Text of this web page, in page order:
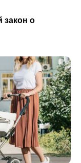
закон о